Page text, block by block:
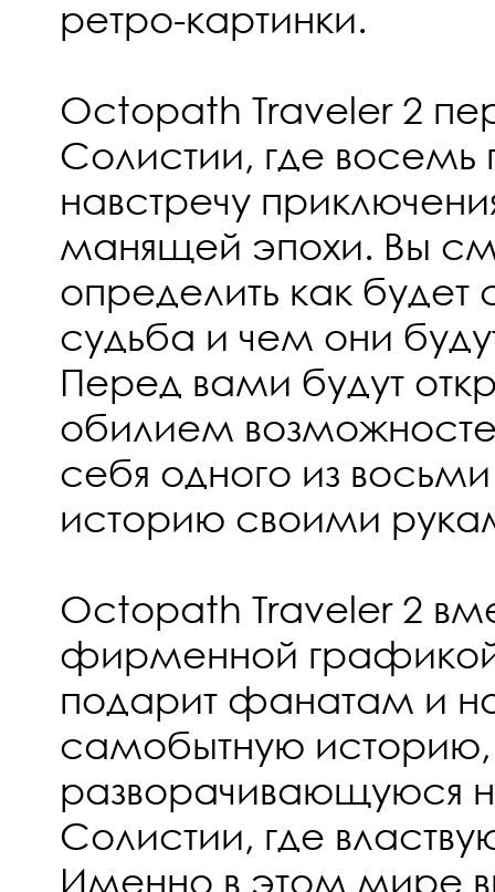
ретро-картинки.
Octopath Traveler 2
Солистии, где восемь
навстречу
манящей эпохи. Вы
определить как будет
судьба и чем они
Перед вами будут
обилием
себя одного из
историю своими
Octopath Traveler 2
фирменной графикой
подарит фанатам и
самобытную историю,
разворачивающуюся
Солистии, где
Именно в этом мире